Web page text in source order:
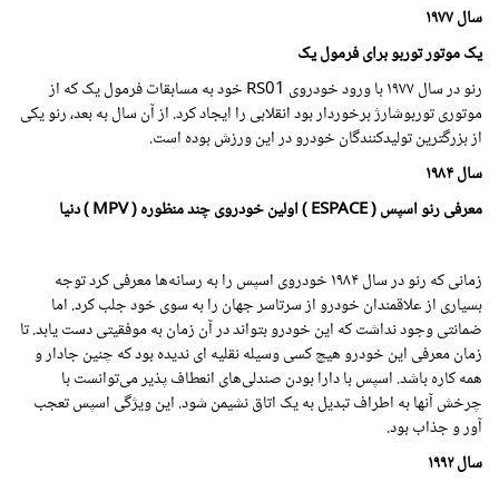
سال۱۹۷۷
یک موتور توربو برای فرمول یک
رنو در سال۱۹۷۷
با ورود خودروی RS01 خود به مسابقات فرمول یک که از
موتوری توربوشارژ برخوردار بود انقلابی را ایجاد کرد. از آن سال به بعد، رنو یکی
از بزرگترین تولیدکنندگان خودرو در این ورزش بوده است.
سال۱۹۸۴
معرفی رنو اسپس ( ESPACE ) اولین خودروی چند منظوره ( MPV ) دنیا
زمانی که رنو در سال۱۹۸۴خودروی اسپس را به رسانه‌ها معرفی کرد توجه
بسیاری از علاقمندان خودرو از سرتاسر جهان را به سوی خود جلب کرد. اما
ضمانتی وجود نداشت که این خودرو بتواند در آن زمان به موفقیتی دست یابد. تا
زمان معرفی این خودرو هیچ کسی وسیله نقلیه ای ندیده بود که چنین جادار و
همه کاره باشد. اسپس با دارا بودن صندلی‌های انعطاف پذیر می‌توانست با
چرخش آنها به اطراف تبدیل به یک اتاق نشیمن شود. این ویژگی اسپس تعجب
آور و جذاب بود.
سال۱۹۹۲